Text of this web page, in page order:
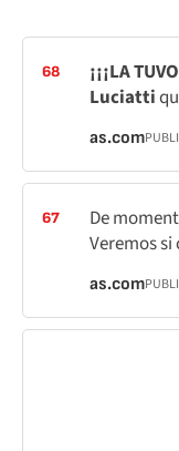
68 ¡¡¡LA
Luciatti
as.com
67 De
Veremos
as.com